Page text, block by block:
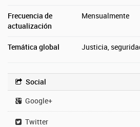
Frecuencia de
actualización
Mensualmente
Temática global Justicia,
Social
Google+
Twitter